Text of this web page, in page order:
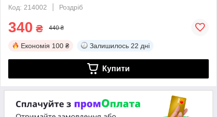
Код: 214002
Роздріб
340 ₴ 440 ₴
Економія 100 ₴ Залишилось 22 дні
Купити